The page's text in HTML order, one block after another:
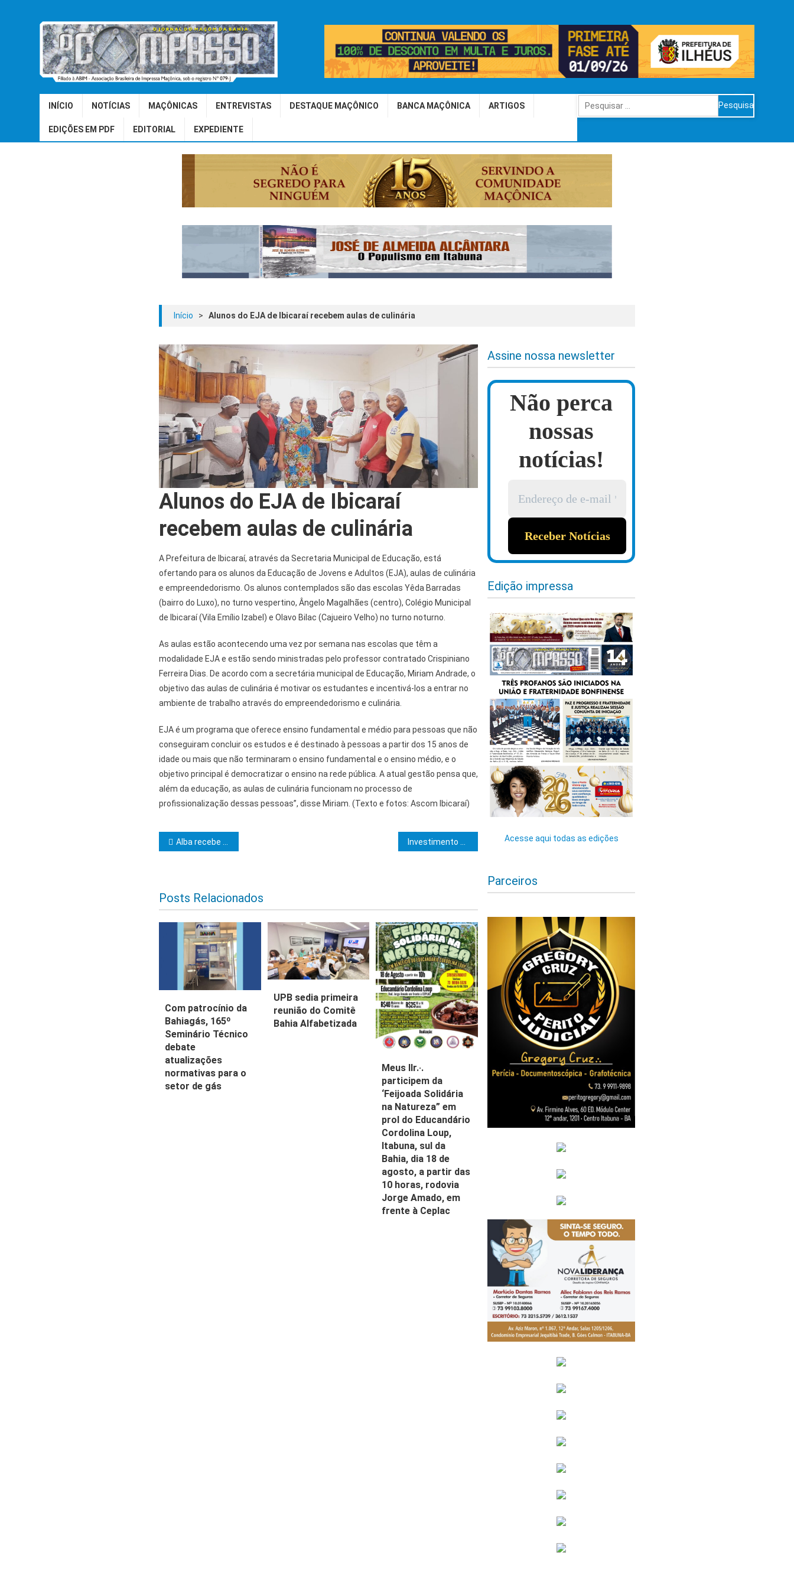
INÍCIO NOTÍCIAS MAÇÔNICAS ENTREVISTAS DESTAQUE MAÇÔNICO BANCA MAÇÔNICA ARTIGOS
EDIÇÕES EM PDF EDITORIAL EXPEDIENTE
Pesquisar
por:
Início > Alunos do EJA de Ibicaraí recebem aulas de culinária
Alunos do EJA de Ibicaraí
recebem aulas de culinária
A Prefeitura de Ibicaraí, através da Secretaria Municipal de Educação, está
ofertando para os alunos da Educação de Jovens e Adultos (EJA), aulas de culinária
e empreendedorismo. Os alunos contemplados são das escolas Yêda Barradas
(bairro do Luxo), no turno vespertino, Ângelo Magalhães (centro), Colégio Municipal
de Ibicaraí (Vila Emílio Izabel) e Olavo Bilac (Cajueiro Velho) no turno noturno.
As aulas estão acontecendo uma vez por semana nas escolas que têm a
modalidade EJA e estão sendo ministradas pelo professor contratado Crispiniano
Ferreira Dias. De acordo com a secretária municipal de Educação, Miriam Andrade, o
objetivo das aulas de culinária é motivar os estudantes e incentivá-los a entrar no
ambiente de trabalho através do empreendedorismo e culinária.
EJA é um programa que oferece ensino fundamental e médio para pessoas que não
conseguiram concluir os estudos e é destinado à pessoas a partir dos 15 anos de
idade ou mais que não terminaram o ensino fundamental e o ensino médio, e o
objetivo principal é democratizar o ensino na rede pública. A atual gestão pensa que,
além da educação, as aulas de culinária funcionam no processo de
profissionalização dessas pessoas”, disse Miriam. (Texto e fotos: Ascom Ibicaraí)
Navegação de Post
Alba recebe alunos da Adesg pelo programa A Escola e o Legislativo
Posts Relacionados
Com patrocínio da
Bahiagás, 165º
Seminário Técnico
debate
atualizações
normativas para o
setor de gás
UPB sedia primeira
reunião do Comitê
Bahia Alfabetizada
Meus IIr.·.
participem da
‘Feijoada Solidária
na Natureza” em
prol do Educandário
Cordolina Loup,
Itabuna, sul da
Bahia, dia 18 de
agosto, a partir das
10 horas, rodovia
Jorge Amado, em
frente à Ceplac
Assine nossa newsletter
Não perca
nossas
notícias!
Edição impressa
Acesse aqui todas as edições
Parceiros